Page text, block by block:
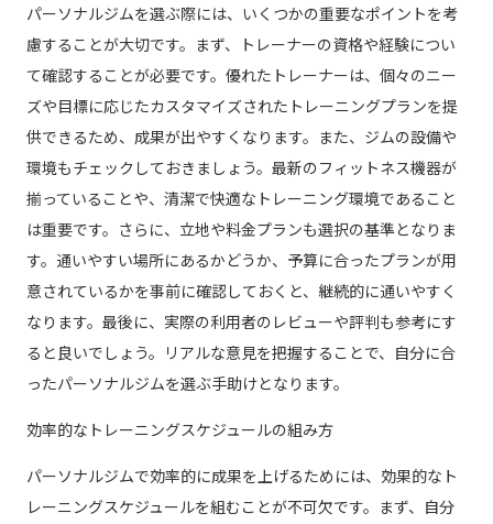
パーソナルジムを選ぶ際には、いくつかの重要なポイントを考
慮することが大切です。まず、トレーナーの資格や経験につい
て確認することが必要です。優れたトレーナーは、個々のニー
ズや目標に応じたカスタマイズされたトレーニングプランを提
供できるため、成果が出やすくなります。また、ジムの設備や
環境もチェックしておきましょう。最新のフィットネス機器が
揃っていることや、清潔で快適なトレーニング環境であること
は重要です。さらに、立地や料金プランも選択の基準となりま
す。通いやすい場所にあるかどうか、予算に合ったプランが用
意されているかを事前に確認しておくと、継続的に通いやすく
なります。最後に、実際の利用者のレビューや評判も参考にす
ると良いでしょう。リアルな意見を把握することで、自分に合
ったパーソナルジムを選ぶ手助けとなります。
効率的なトレーニングスケジュールの組み方
パーソナルジムで効率的に成果を上げるためには、効果的なト
レーニングスケジュールを組むことが不可欠です。まず、自分